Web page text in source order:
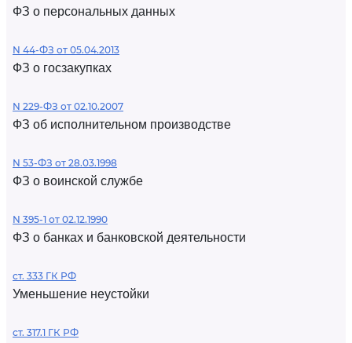
ФЗ о персональных данных
N 44-ФЗ от 05.04.2013
ФЗ о госзакупках
N 229-ФЗ от 02.10.2007
ФЗ об исполнительном производстве
N 53-ФЗ от 28.03.1998
ФЗ о воинской службе
N 395-1 от 02.12.1990
ФЗ о банках и банковской деятельности
ст. 333 ГК РФ
Уменьшение неустойки
ст. 317.1 ГК РФ